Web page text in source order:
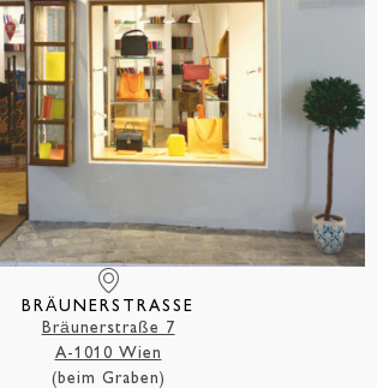
BRÄUNERSTRASSE
Bräunerstraße 7
A-1010 Wien
(beim Graben)